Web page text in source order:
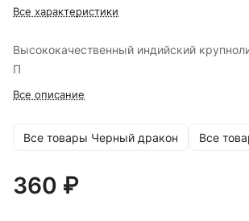
Все характеристики
Высококачественный индийский
П
Все описание
Все товары Черный дракон Все
360 ₽